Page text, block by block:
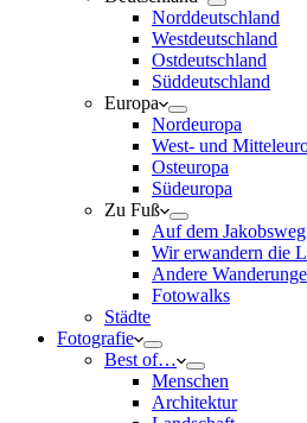
Norddeutschland
Westdeutschland
Ostdeutschland
Süddeutschland
Europa
Nordeuropa
West- und
Osteuropa
Südeuropa
Zu Fuß
Auf dem
Wir erwandern die
Andere
Fotowalks
Städte
Fotografie
Best of…
Menschen
Architektur